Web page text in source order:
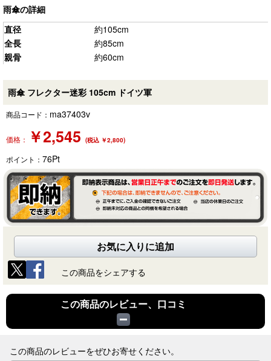
雨傘の詳細
直径
約105cm
全長
約85cm
親骨
約60cm
雨傘 フレクター迷彩 105cm ドイツ軍
商品コード： ma37403v
価格： ￥2,545 (税込 ￥2,800)
ポイント： 76Pt
お気に入りに追加
この商品をシェアする
この商品のレビュー、口コミ
この商品のレビューをぜひお寄せください。